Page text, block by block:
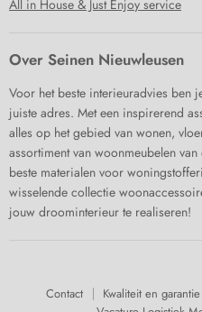
All in House & Just Enjoy service
Over Seinen Nieuwleusen
Voor het beste interieuradvies ben
juiste adres. Met een inspirerend
alles op het gebied van wonen,
assortiment van woonmeubelen
beste materialen voor
wisselende collectie
jouw droominterieur te realiseren!
Contact Kwaliteit en garantie